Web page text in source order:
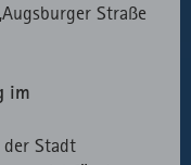
Straße
im
der Stadt